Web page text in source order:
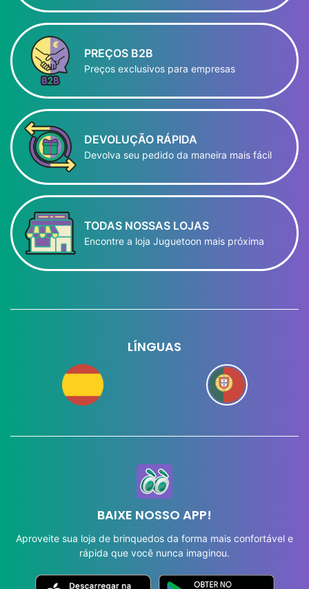
PREÇOS B2B
Preços exclusivos para empresas
DEVOLUÇÃO RÁPIDA
Devolva seu pedido da maneira mais fácil
TODAS NOSSAS LOJAS
Encontre a loja Juguetoon mais próxima
LÍNGUAS
BAIXE NOSSO APP!
Aproveite sua loja de brinquedos da forma mais confortável e
rápida que você nunca imaginou.